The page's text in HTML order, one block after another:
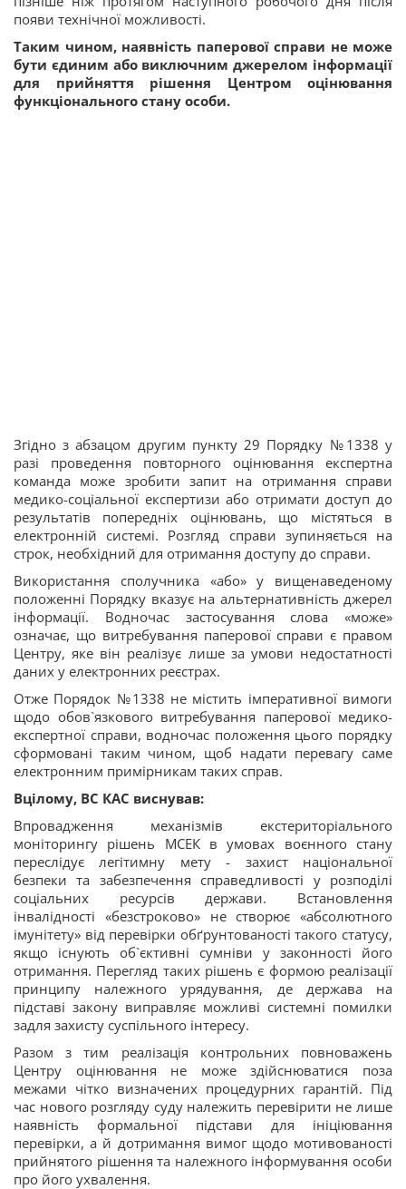
появи технічної можливості.
Таким чином, наявність паперової справи не може
бути єдиним або виключним джерелом інформації
для прийняття рішення Центром оцінювання
функціонального стану особи.
Згідно з абзацом другим пункту 29 Порядку №1338 у
разі проведення повторного оцінювання експертна
команда може зробити запит на отримання справи
медико-соціальної експертизи або отримати доступ до
результатів попередніх оцінювань, що містяться в
електронній системі. Розгляд справи зупиняється на
строк, необхідний для отримання доступу до справи.
Використання сполучника «або» у вищенаведеному
положенні Порядку вказує на альтернативність джерел
інформації. Водночас застосування слова «може»
означає, що витребування паперової справи є правом
Центру, яке він реалізує лише за умови недостатності
даних у електронних реєстрах.
Отже Порядок №1338 не містить імперативної вимоги
щодо обов`язкового витребування паперової медико-
експертної справи, водночас положення цього порядку
сформовані таким чином, щоб надати перевагу саме
електронним примірникам таких справ.
Вцілому, ВС КАС виснував:
Впровадження механізмів екстериторіального
моніторингу рішень МСЕК в умовах воєнного стану
переслідує легітимну мету - захист національної
безпеки та забезпечення справедливості у розподілі
соціальних ресурсів держави. Встановлення
інвалідності «безстроково» не створює «абсолютного
імунітету» від перевірки обґрунтованості такого статусу,
якщо існують об`єктивні сумніви у законності його
отримання. Перегляд таких рішень є формою реалізації
принципу належного урядування, де держава на
підставі закону виправляє можливі системні помилки
задля захисту суспільного інтересу.
Разом з тим реалізація контрольних повноважень
Центру оцінювання не може здійснюватися поза
межами чітко визначених процедурних гарантій. Під
час нового розгляду суду належить перевірити не лише
наявність формальної підстави для ініціювання
перевірки, а й дотримання вимог щодо мотивованості
прийнятого рішення та належного інформування особи
про його ухвалення.